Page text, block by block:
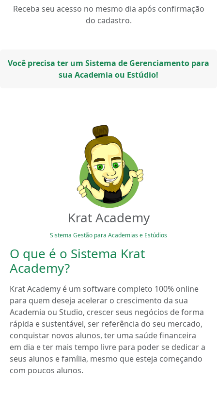
Receba seu acesso no mesmo dia após confirmação
do cadastro.
Você precisa ter um Sistema de Gerenciamento para
sua Academia ou Estúdio!
Krat Academy
Sistema Gestão para Academias e Estúdios
O que é o Sistema Krat
Academy?
Krat Academy é um software completo 100% online
para quem deseja acelerar o crescimento da sua
Academia ou Studio, crescer seus negócios de forma
rápida e sustentável, ser referência do seu mercado,
conquistar novos alunos, ter uma saúde financeira
em dia e ter mais tempo livre para poder se dedicar a
seus alunos e família, mesmo que esteja começando
com poucos alunos.